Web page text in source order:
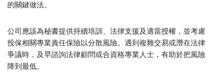
的關鍵做法。
公司應該為秘書提供持續培訓、法律支援及適當授權，並考慮
投保相關專業責任保險以分散風險。遇到複雜交易或潛在法律
爭議時，及早諮詢法律顧問或合資格專業人士，有助於把風險
降到最低。